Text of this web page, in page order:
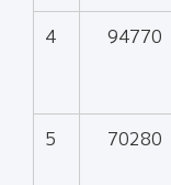
4 94770
5 70280